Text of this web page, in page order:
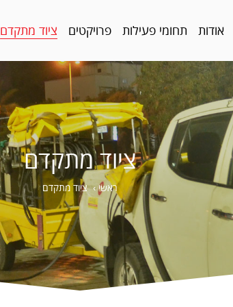
אודות תחומי פעילות פרויקטים ציוד מתקדם
ציוד מתקדם
ראשי› ציוד מתקדם